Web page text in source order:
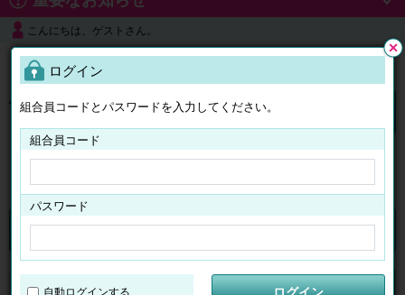
こんにちは、ゲストさん。
よくある質問
ログイン
くらしのサービス マイページ
る
ログイン
組合員コードとパスワードを入力してください。
組合員コード
パスワード
自動ログインする ログイン